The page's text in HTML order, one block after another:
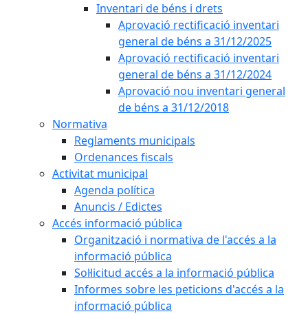
Inventari de béns i drets
Aprovació rectificació inventari
general de béns a 31/12/2025
Aprovació rectificació inventari
general de béns a 31/12/2024
Aprovació nou inventari general
de béns a 31/12/2018
Normativa
Reglaments municipals
Ordenances fiscals
Activitat municipal
Agenda política
Anuncis / Edictes
Accés informació pública
Organització i normativa de l'accés a la
informació pública
Sol·licitud accés a la informació pública
Informes sobre les peticions d'accés a la
informació pública